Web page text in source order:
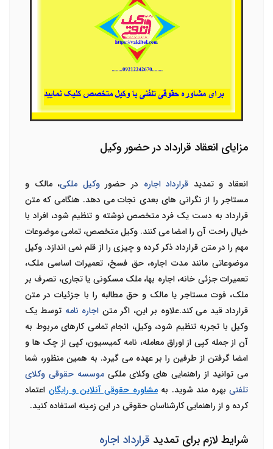
مزایای انعقاد قرارداد در حضور وکیل
انعقاد و تمدید قرارداد اجاره در حضوروکیل ملکی، مالک و
مستاجر را از نگرانی های بعدی نجات می دهد. هنگامی که متن
قرارداد به دست یک فرد متخصص نوشته و تنظیم شود، افراد با
خیال راحت آن را امضا می کنند. وکیل متخصص، تمامی موضوعات
مهم را در متن قرارداد ذکر کرده و چیزی را از قلم نمی اندازد. وکیل
موضوعاتی مانند مدت اجاره، حق فسخ، تعمیرات اساسی ملک،
تعمیرات جزئی خانه، اجاره بها، ملک مسکونی یا تجاری، تصرف بر
ملک، فوت مستاجر یا مالک و حق مطالبه را با جزئیات در متن
قرارداد قید می کند.علاوه بر این، اگر متن اجاره نامه توسط یک
وکیل با تجربه تنظیم شود، وکیل، انجام تمامی کارهای مربوط به
آن از جمله کپی از اوراق معامله، نامه کمیسیون، کپی از چک ها و
امضا گرفتن از طرفین را بر عهده می گیرد. به همین منظور، شما
می توانید از راهنمایی های وکلای ملکی موسسه حقوقی وکلای
تلفنی بهره مند شوید. بهمشاوره حقوقی آنلاین و رایگان اعتماد
کرده و از راهنمایی کارشناسان حقوقی در این زمینه استفاده کنید.
شرایط لازم برای تمدید قرارداد اجاره